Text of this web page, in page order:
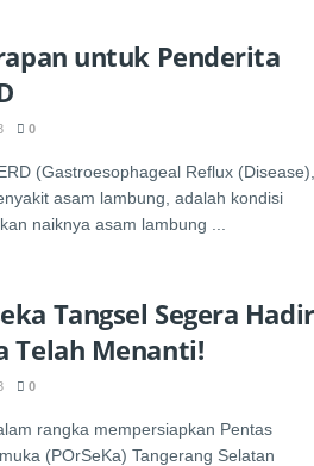
untuk Penderita
0
(Gastroesophageal Reflux (Disease),
asam lambung, adalah kondisi
naiknya asam lambung ...
Tangsel Segera
Telah Menanti!
0
rangka mempersiapkan Pentas
(POrSeKa) Tangerang Selatan